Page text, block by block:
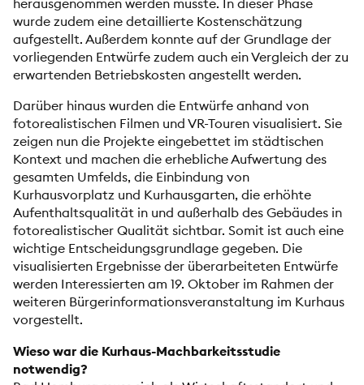
herausgenommen werden musste. In dieser Phase
wurde zudem eine detaillierte Kostenschätzung
aufgestellt. Außerdem konnte auf der Grundlage der
vorliegenden Entwürfe zudem auch ein Vergleich der zu
erwartenden Betriebskosten angestellt werden.
Darüber hinaus wurden die Entwürfe anhand von
fotorealistischen Filmen und VR-Touren visualisiert. Sie
zeigen nun die Projekte eingebettet im städtischen
Kontext und machen die erhebliche Aufwertung des
gesamten Umfelds, die Einbindung von
Kurhausvorplatz und Kurhausgarten, die erhöhte
Aufenthaltsqualität in und außerhalb des Gebäudes in
fotorealistischer Qualität sichtbar. Somit ist auch eine
wichtige Entscheidungsgrundlage gegeben. Die
visualisierten Ergebnisse der überarbeiteten Entwürfe
werden Interessierten am 19. Oktober im Rahmen der
weiteren Bürgerinformationsveranstaltung im Kurhaus
vorgestellt.
Wieso war die Kurhaus-Machbarkeitsstudie
notwendig?